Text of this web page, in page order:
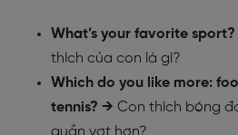
What’s your favorite
thích của con là gì?
Which do you like more:
tennis? → Con thích bóng
quần vợt hơn?